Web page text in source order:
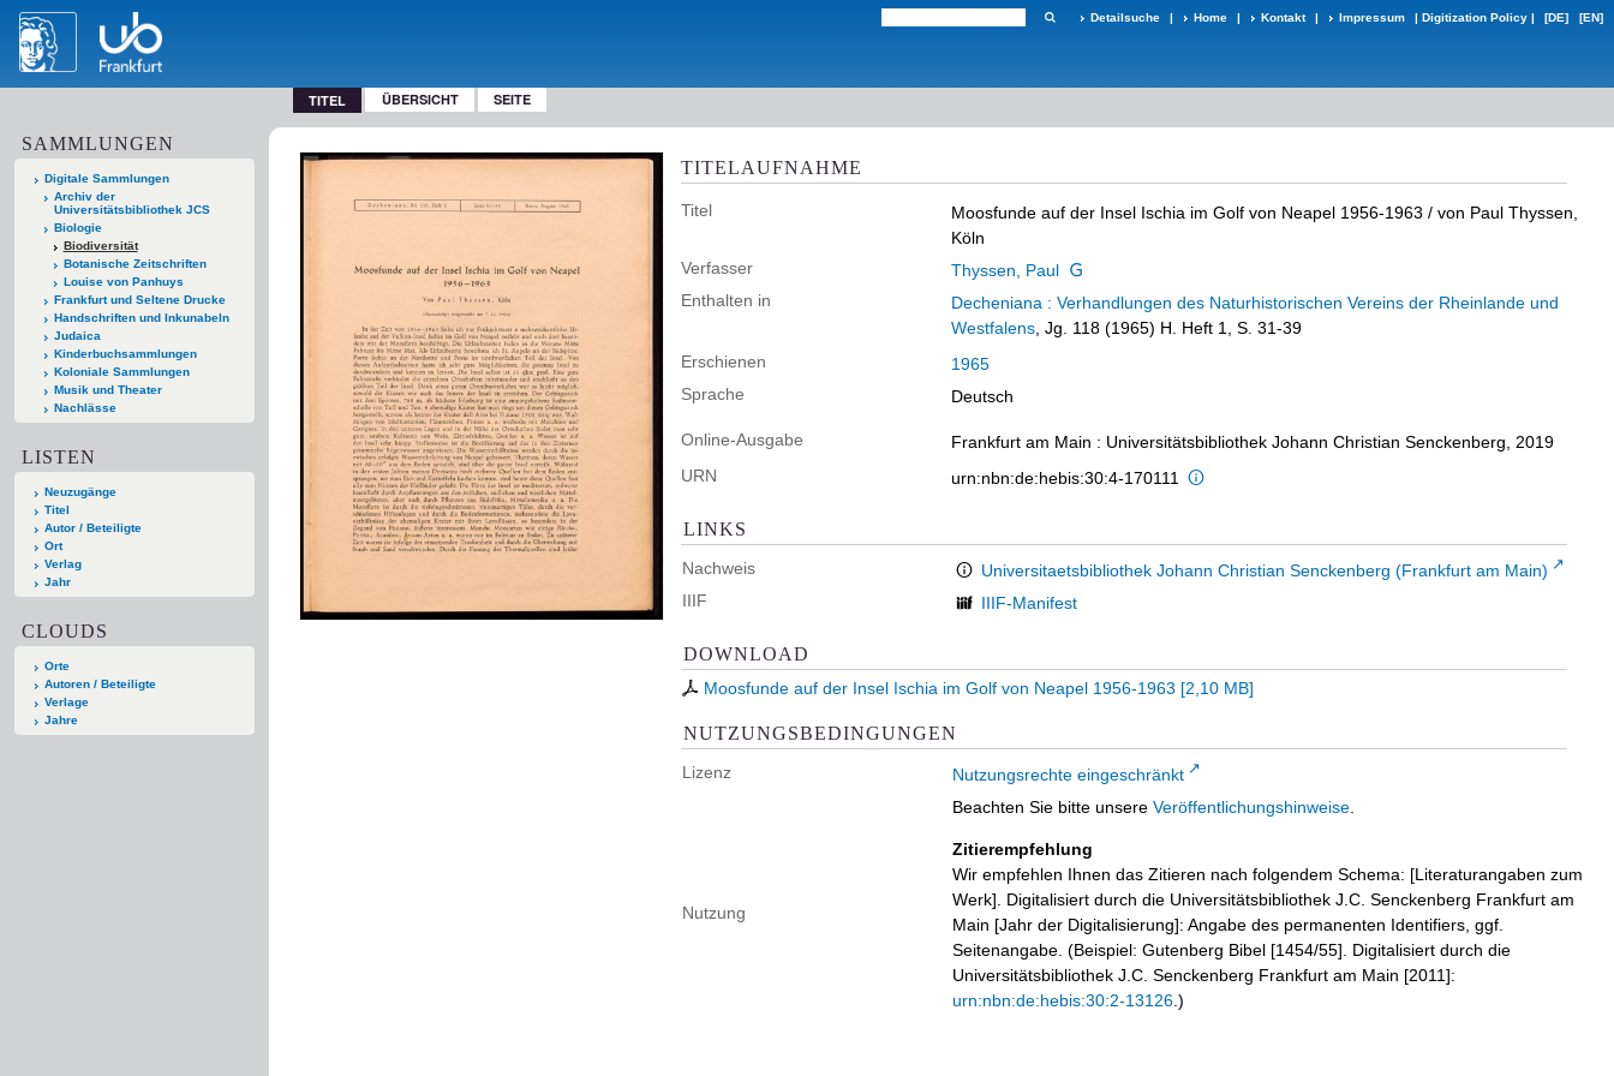
Detailsuche | Home | Kontakt | Impressum | Digitization Policy | [DE] [EN]
TITEL ÜBERSICHT SEITE
SAMMLUNGEN
Digitale Sammlungen
Archiv der
Universitätsbibliothek JCS
Biologie
Biodiversität
Botanische Zeitschriften
Louise von Panhuys
Frankfurt und Seltene Drucke
Handschriften und Inkunabeln
Judaica
Kinderbuchsammlungen
Koloniale Sammlungen
Musik und Theater
Nachlässe
LISTEN
Neuzugänge
Titel
Autor / Beteiligte
Ort
Verlag
Jahr
CLOUDS
Orte
Autoren / Beteiligte
Verlage
Jahre
TITELAUFNAHME
Titel Moosfunde auf der Insel Ischia im Golf von Neapel 1956-1963 / von Paul Thyssen,
Köln
Verfasser
Thyssen, Paul
Enthalten in
Decheniana : Verhandlungen des Naturhistorischen Vereins der Rheinlande und
Westfalens , Jg. 118 (1965) H. Heft 1, S. 31-39
Erschienen
1965
Sprache
Deutsch
Online-Ausgabe
Frankfurt am Main : Universitätsbibliothek Johann Christian Senckenberg, 2019
URN
urn:nbn:de:hebis:30:4-170111
LINKS
Nachweis
Universitaetsbibliothek Johann Christian Senckenberg (Frankfurt am Main)
IIIF
IIIF-Manifest
DOWNLOAD
Moosfunde auf der Insel Ischia im Golf von Neapel 1956-1963 [2,10 MB]
NUTZUNGSBEDINGUNGEN
Lizenz Nutzungsrechte eingeschränkt
Nutzung
Beachten Sie bitte unsere Veröffentlichungshinweise
Zitierempfehlung
Wir empfehlen Ihnen das Zitieren nach folgendem Schema: [Literaturangaben zum
Werk]. Digitalisiert durch die Universitätsbibliothek J.C. Senckenberg Frankfurt am
Main [Jahr der Digitalisierung]: Angabe des permanenten Identifiers, ggf.
Seitenangabe. (Beispiel: Gutenberg Bibel [1454/55]. Digitalisiert durch die
Universitätsbibliothek J.C. Senckenberg Frankfurt am Main [2011]:
urn:nbn:de:hebis:30:2-13126 .)